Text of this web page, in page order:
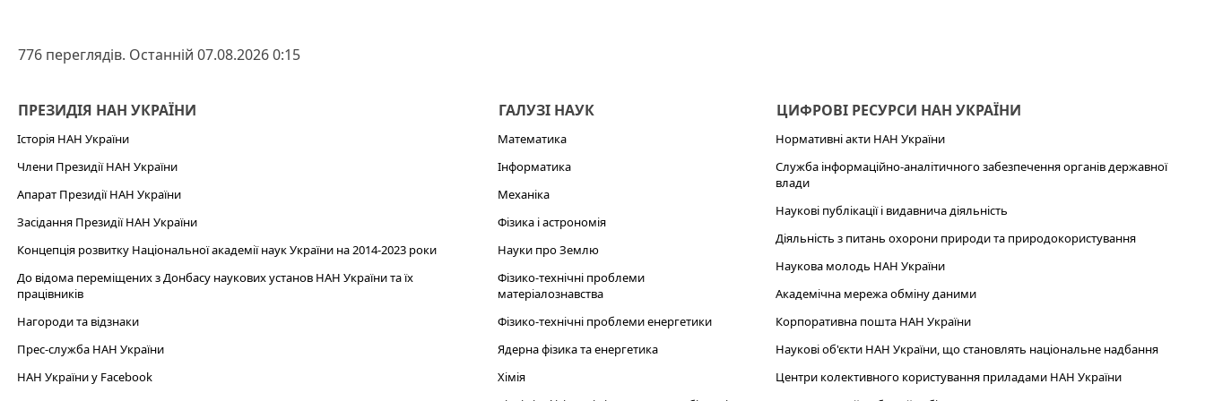
776 переглядів. Останній 07.08.2026 0:15
ПРЕЗИДІЯ НАН УКРАЇНИ
Історія НАН України
Члени Президії НАН України
Апарат Президії НАН України
Засідання Президії НАН України
Концепція розвитку Національної академії наук України на 2014-2023 роки
До відома переміщених з Донбасу наукових установ НАН України та їх
працівників
Нагороди та відзнаки
Прес-служба НАН України
НАН України у Facebook
ГАЛУЗІ НАУК
Математика
Інформатика
Механіка
Фізика і астрономія
Науки про Землю
Фізико-технічні проблеми
матеріалознавства
Фізико-технічні проблеми енергетики
Ядерна фізика та енергетика
Хімія
ЦИФРОВІ РЕСУРСИ НАН УКРАЇНИ
Нормативні акти НАН України
Служба інформаційно-аналітичного забезпечення органів державної
влади
Наукові публікації і видавнича діяльність
Діяльність з питань охорони природи та природокористування
Наукова молодь НАН України
Академічна мережа обміну даними
Корпоративна пошта НАН України
Наукові об'єкти НАН України, що становлять національне надбання
Центри колективного користування приладами НАН України